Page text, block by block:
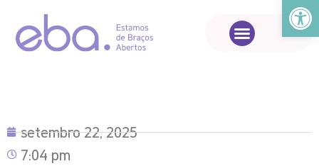
Abrir
setembro 22, 2025
7:04 pm